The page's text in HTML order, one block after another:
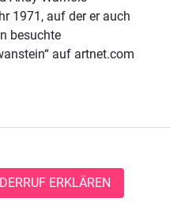
1971, auf der er auch
besuchte
auf artnet.com
ERKLÄREN